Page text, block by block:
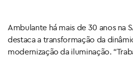
Ambulante há mais de 30 anos na
destaca a transformação da
modernização da iluminação.